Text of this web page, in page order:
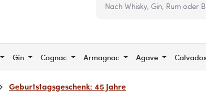
Gin Cognac Armagnac Agave Calvados
Geburtstagsgeschenk: 45 Jahre